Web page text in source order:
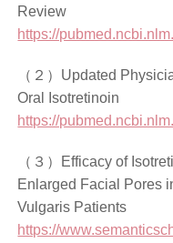
Review
https://
（２）Updated
Oral Isotretinoin
https://
（３）Efficacy of
Enlarged Facial Pores
Vulgaris Patients
https://